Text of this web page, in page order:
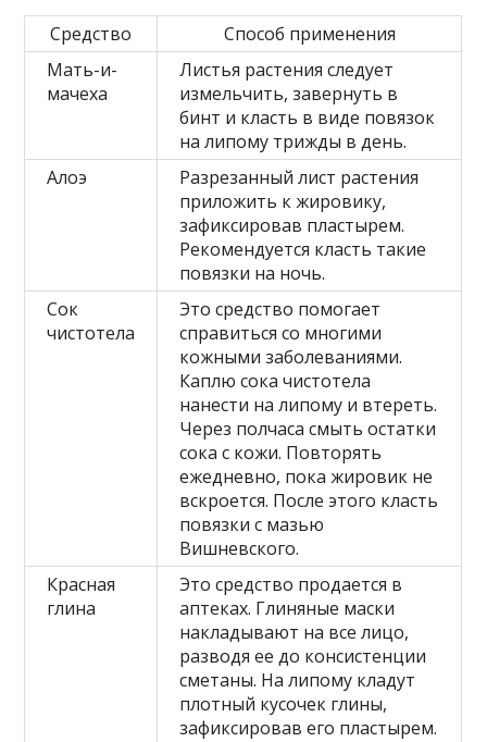
Средство
Способ применения
Мать-и-
мачеха
Листья растения следует
измельчить, завернуть в
бинт и класть в виде повязок
на липому трижды в день.
Алоэ
Разрезанный лист растения
приложить к жировику,
зафиксировав пластырем.
Рекомендуется класть такие
повязки на ночь.
Сок
чистотела
Это средство помогает
справиться со многими
кожными заболеваниями.
Каплю сока чистотела
нанести на липому и втереть.
Через полчаса смыть остатки
сока с кожи. Повторять
ежедневно, пока жировик не
вскроется. После этого класть
повязки с мазью
Вишневского.
Красная
глина
Это средство продается в
аптеках. Глиняные маски
накладывают на все лицо,
разводя ее до консистенции
сметаны. На липому кладут
плотный кусочек глины,
зафиксировав его пластырем.